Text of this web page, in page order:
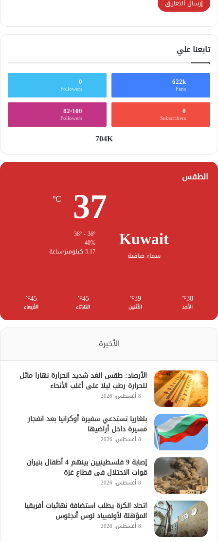
تابعنا علي
622k
Fans
0
Followers
0
Subscribers
82٬100
Followers
704K
الطقس
Kuwait
سماء صافية
37
℃
40%
5.17 كيلومتر/ساعة
38
℃
الأحد
39
℃
الأثنين
45
℃
الثلاثاء
45
℃
الأربعاء
الأخيرة
الأرصاد: طقس الغد شديد الحرارة نهارا مائل
للحرارة رطب ليلا على أغلب الأنحاء
8 أغسطس، 2026
بلغاريا تستدعي سفيرة أوكرانيا بعد انفجار
مسيرة داخل أراضيها
8 أغسطس، 2026
إصابة 9 فلسطينيين بينهم 4 أطفال بنيران
قوات الاحتلال فى قطاع غزة
8 أغسطس، 2026
اتحاد الكرة يطلب استضافة نهائيات أفريقيا
المؤهلة لأولمبياد لوس أنجلوس
8 أغسطس، 2026